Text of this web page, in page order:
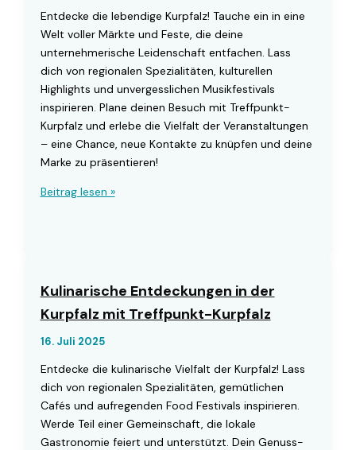
Entdecke die lebendige Kurpfalz! Tauche ein in eine
Welt voller Märkte und Feste, die deine
unternehmerische Leidenschaft entfachen. Lass
dich von regionalen Spezialitäten, kulturellen
Highlights und unvergesslichen Musikfestivals
inspirieren. Plane deinen Besuch mit Treffpunkt-
Kurpfalz und erlebe die Vielfalt der Veranstaltungen
– eine Chance, neue Kontakte zu knüpfen und deine
Marke zu präsentieren!
Entdecken
der
Kurpfalz
mit
Kurpfalz
Beitrag lesen »
Kulinarische Entdeckungen in der
Kurpfalz mit Treffpunkt-Kurpfalz
16. Juli 2025
Entdecke die kulinarische Vielfalt der Kurpfalz! Lass
dich von regionalen Spezialitäten, gemütlichen
Cafés und aufregenden Food Festivals inspirieren.
Werde Teil einer Gemeinschaft, die lokale
Gastronomie feiert und unterstützt. Dein Genuss-